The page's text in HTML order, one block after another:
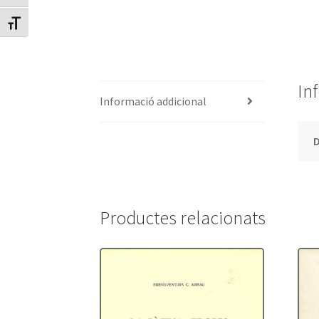
Canvia mida de lletra
Informació addicional
Productes relacionats